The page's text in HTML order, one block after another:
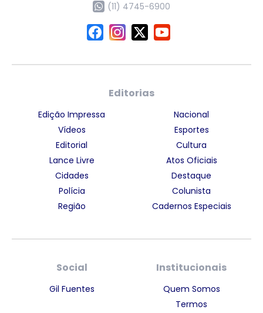
(11) 4745-6900
Editorias
Edição Impressa
Vídeos
Editorial
Lance Livre
Cidades
Polícia
Região
Nacional
Esportes
Cultura
Atos Oficiais
Destaque
Colunista
Cadernos Especiais
Social
Gil Fuentes
Institucionais
Quem Somos
Termos